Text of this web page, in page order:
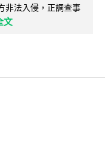
非法入侵，正調查事
文